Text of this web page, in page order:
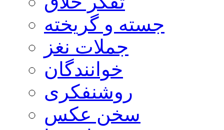
جسته و گریخته
جملات نغز
خوانندگان
روشنفکری
سخن عکس